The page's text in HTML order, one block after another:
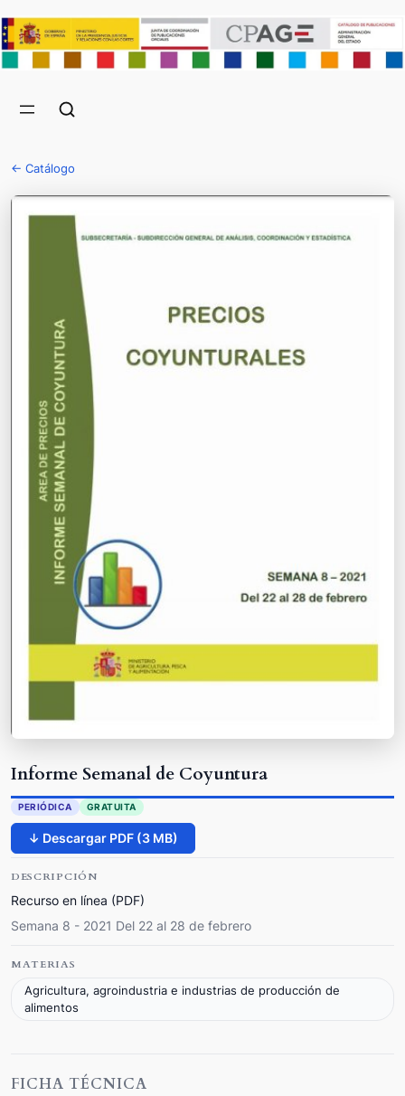
← Catálogo
Informe Semanal de Coyuntura
PERIÓDICA GRATUITA
↓ Descargar PDF (3 MB)
DESCRIPCIÓN
Recurso en línea (PDF)
Semana 8 - 2021 Del 22 al 28 de febrero
MATERIAS
Agricultura, agroindustria e industrias de producción de
alimentos
FICHA TÉCNICA